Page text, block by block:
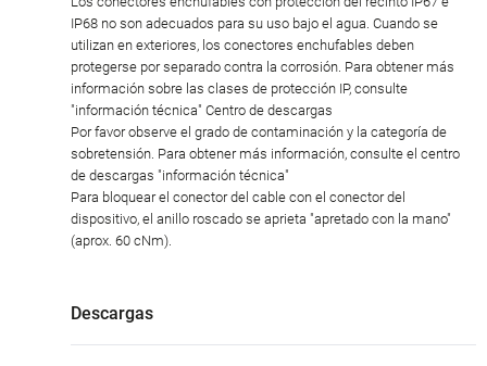
IP68 no son adecuados para su uso bajo el agua. Cuando se
utilizan en exteriores, los conectores enchufables deben
protegerse por separado contra la corrosión. Para obtener más
información sobre las clases de protección IP, consulte
"información técnica" Centro de descargas
Por favor observe el grado de contaminación y la categoría de
sobretensión. Para obtener más información, consulte el centro
de descargas "información técnica"
Para bloquear el conector del cable con el conector del
dispositivo, el anillo roscado se aprieta "apretado con la mano"
(aprox. 60 cNm).
Descargas